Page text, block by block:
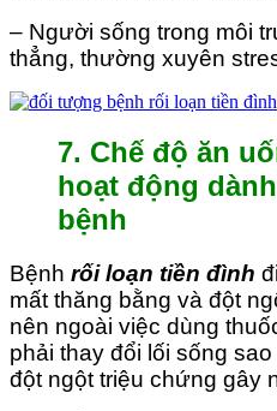
– Người sống trong môi
thẳng, thường xuyên
7. Chế độ ăn
hoạt động
bệnh
Bệnh rối loạn tiền đình
mất thăng bằng và đột
nên ngoài việc dùng
phải thay đổi lối sống
đột ngột triệu chứng gây